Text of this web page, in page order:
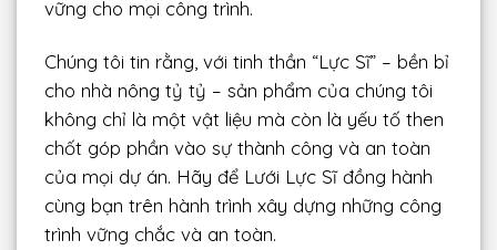
vững cho mọi công trình.
Chúng tôi tin rằng, với tinh thần “Lực Sĩ” – bền bỉ
cho nhà nông tỷ tỷ – sản phẩm của chúng tôi
không chỉ là một vật liệu mà còn là yếu tố then
chốt góp phần vào sự thành công và an toàn
của mọi dự án. Hãy để Lưới Lực Sĩ đồng hành
cùng bạn trên hành trình xây dựng những công
trình vững chắc và an toàn.